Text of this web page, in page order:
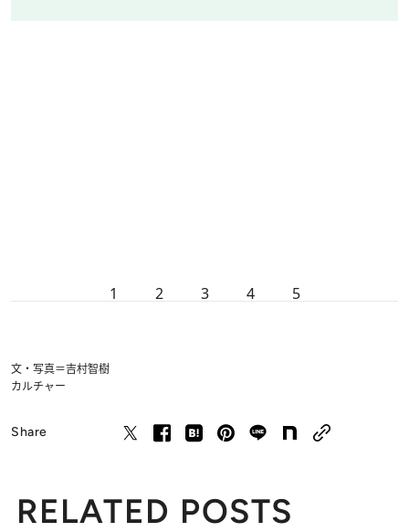
1 2 3 4 5
文・写真＝吉村智樹
カルチャー
Share
RELATED POSTS